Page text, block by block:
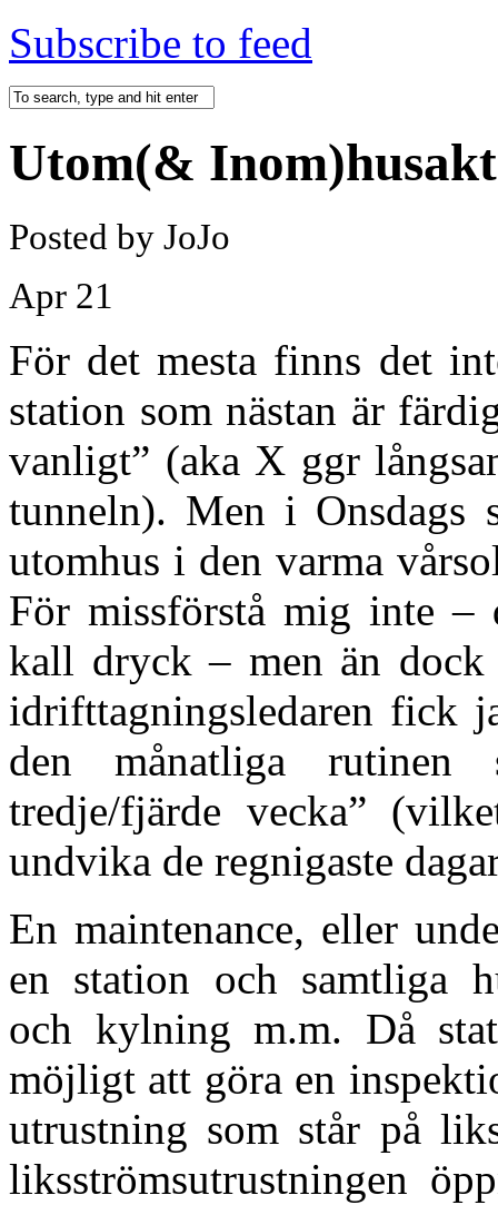
Subscribe to feed
Utom(&
Posted by JoJo
Apr 21
För det mesta finns det
station som nästan är
vanligt” (aka X ggr
tunneln). Men i Onsdags
utomhus i den varma
För missförstå mig inte
kall dryck – men än dock
idrifttagningsledaren fick
den månatliga
tredje/fjärde vecka”
undvika de regnigaste
En maintenance, eller
en station och samtliga
och kylning m.m. Då
möjligt att göra en
utrustning som står på
liksströmsutrustningen